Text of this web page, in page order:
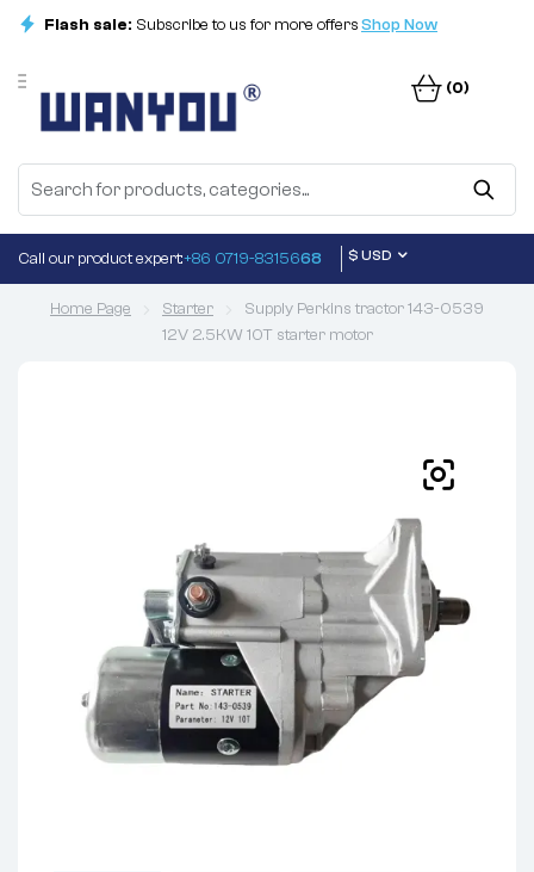
Flash sale: Subscribe to us for more offersShop Now
(0)
Call our product expert:+86 0719-8315668 $ USD
Home Page Starter
Supply Perkins tractor 143-0539
12V 2.5KW 10T starter motor